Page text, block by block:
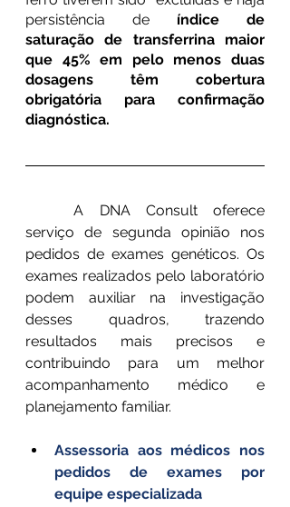
persistência de índice de
saturação de transferrina maior
que 45% em pelo menos duas
dosagens têm cobertura
obrigatória para confirmação
diagnóstica.
	A DNA Consult oferece
serviço de segunda opinião nos
pedidos de exames genéticos. Os
exames realizados pelo laboratório
podem auxiliar na investigação
desses quadros, trazendo
resultados mais precisos e
contribuindo para um melhor
acompanhamento médico e
planejamento familiar.
Assessoria aos médicos nos
pedidos de exames por
equipe especializada